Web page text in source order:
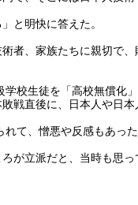
と明快に答えた。
者、家族たちに親切で
校生徒を「高校無償化
戦直後に、日本人や日
て、憎悪や反感もあっ
が立派だと、当時も思っ